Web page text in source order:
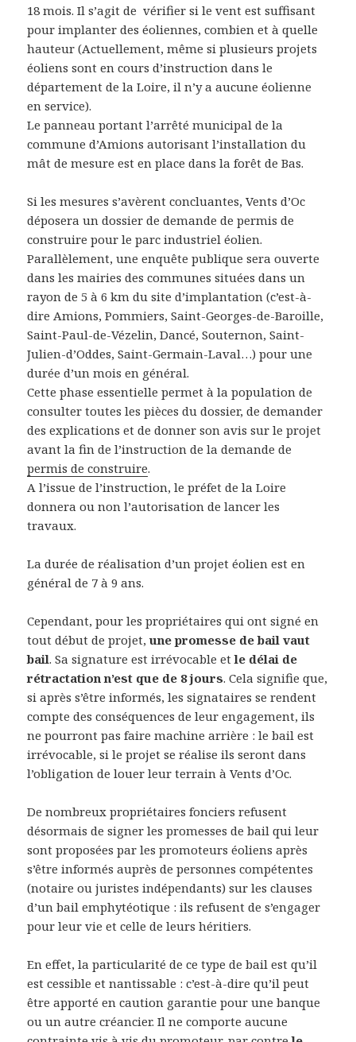
18 mois. Il s’agit de vérifier si le vent est suffisant
pour implanter des éoliennes, combien et à quelle
hauteur (Actuellement, même si plusieurs projets
éoliens sont en cours d’instruction dans le
département de la Loire, il n’y a aucune éolienne
en service).
Le panneau portant l’arrêté municipal de la
commune d’Amions autorisant l’installation du
mât de mesure est en place dans la forêt de Bas.
Si les mesures s’avèrent concluantes, Vents d’Oc
déposera un dossier de demande de permis de
construire pour le parc industriel éolien.
Parallèlement, une enquête publique sera ouverte
dans les mairies des communes situées dans un
rayon de 5 à 6 km du site d’implantation (c’est-à-
dire Amions, Pommiers, Saint-Georges-de-Baroille,
Saint-Paul-de-Vézelin, Dancé, Souternon, Saint-
Julien-d’Oddes, Saint-Germain-Laval…) pour une
durée d’un mois en général.
Cette phase essentielle permet à la population de
consulter toutes les pièces du dossier, de demander
des explications et de donner son avis sur le projet
avant la fin de l’instruction de la demande de
permis de construire.
A l’issue de l’instruction, le préfet de la Loire
donnera ou non l’autorisation de lancer les
travaux.
La durée de réalisation d’un projet éolien est en
général de 7 à 9 ans.
Cependant, pour les propriétaires qui ont signé en
tout début de projet,une promesse de bail vaut
bail. Sa signature est irrévocable etle délai de
rétractation n’est que de 8 jours. Cela signifie que,
si après s’être informés, les signataires se rendent
compte des conséquences de leur engagement, ils
ne pourront pas faire machine arrière : le bail est
irrévocable, si le projet se réalise ils seront dans
l’obligation de louer leur terrain à Vents d’Oc.
De nombreux propriétaires fonciers refusent
désormais de signer les promesses de bail qui leur
sont proposées par les promoteurs éoliens après
s’être informés auprès de personnes compétentes
(notaire ou juristes indépendants) sur les clauses
d’un bail emphytéotique : ils refusent de s’engager
pour leur vie et celle de leurs héritiers.
En effet, la particularité de ce type de bail est qu’il
est cessible et nantissable : c’est-à-dire qu’il peut
être apporté en caution garantie pour une banque
ou un autre créancier. Il ne comporte aucune